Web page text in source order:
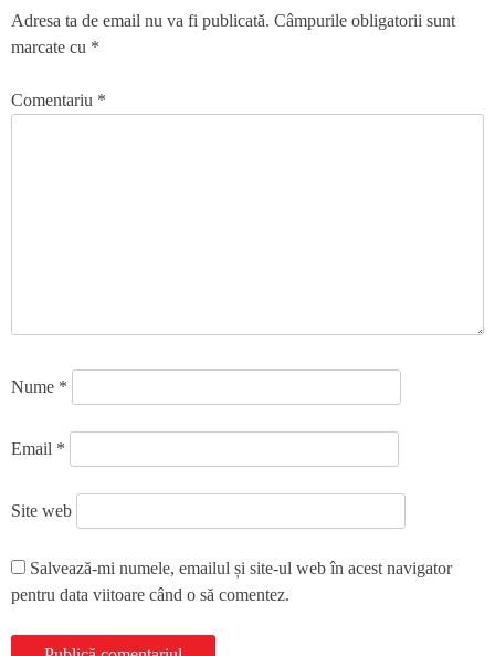
Adresa ta de email nu va fi publicată. Câmpurile obligatorii sunt
marcate cu *
Comentariu *
Nume *
Email *
Site web
Salvează-mi numele, emailul și site-ul web în acest navigator
pentru data viitoare când o să comentez.